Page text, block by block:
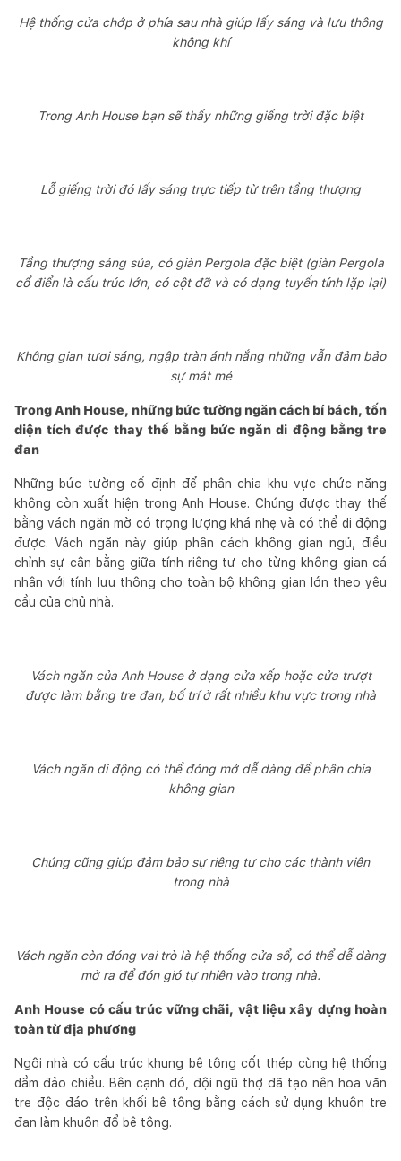
Hệ thống cửa chớp ở phía sau nhà giúp lấy sáng và lưu thông
không khí
Trong Anh House bạn sẽ thấy những giếng trời đặc biệt
Lỗ giếng trời đó lấy sáng trực tiếp từ trên tầng thượng
Tầng thượng sáng sủa, có giàn Pergola đặc biệt (giàn Pergola
cổ điển là cấu trúc lớn, có cột đỡ và có dạng tuyến tính lặp lại)
Không gian tươi sáng, ngập tràn ánh nắng những vẫn đảm bảo
sự mát mẻ
Trong Anh House, những bức tường ngăn cách bí bách, tốn
diện tích được thay thế bằng bức ngăn di động bằng tre
đan
Những bức tường cố định để phân chia khu vực chức năng
không còn xuất hiện trong Anh House. Chúng được thay thế
bằng vách ngăn mờ có trọng lượng khá nhẹ và có thể di động
được. Vách ngăn này giúp phân cách không gian ngủ, điều
chỉnh sự cân bằng giữa tính riêng tư cho từng không gian cá
nhân với tính lưu thông cho toàn bộ không gian lớn theo yêu
cầu của chủ nhà.
Vách ngăn của Anh House ở dạng cửa xếp hoặc cửa trượt
được làm bằng tre đan, bố trí ở rất nhiều khu vực trong nhà
Vách ngăn di động có thể đóng mở dễ dàng để phân chia
không gian
Chúng cũng giúp đảm bảo sự riêng tư cho các thành viên
trong nhà
Vách ngăn còn đóng vai trò là hệ thống cửa sổ, có thể dễ dàng
mở ra để đón gió tự nhiên vào trong nhà.
Anh House có cấu trúc vững chãi, vật liệu xây dựng hoàn
toàn từ địa phương
Ngôi nhà có cấu trúc khung bê tông cốt thép cùng hệ thống
dầm đảo chiều. Bên cạnh đó, đội ngũ thợ đã tạo nên hoa văn
tre độc đáo trên khối bê tông bằng cách sử dụng khuôn tre
đan làm khuôn đổ bê tông.